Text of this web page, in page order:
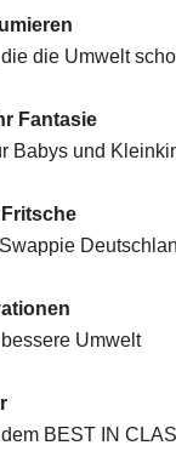
die Umwelt
Fantasie
Babys und
Umwelt
BEST IN